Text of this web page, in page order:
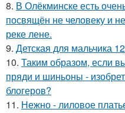
8. В Олёкминске есть
посвящён не человеку и
реке лене.
9. Детская для мальчика
10. Таким образом, если
пряди и шиньоны -
блогеров?
11. Нежно - лиловое